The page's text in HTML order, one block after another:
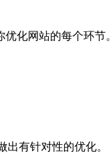
化网站的每个环节。
有针对性的优化。